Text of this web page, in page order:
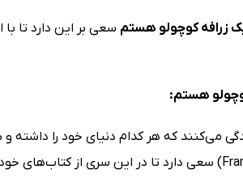
زرافه کوچولو هستم سعی بر این دارد تا
هستم:
می‌کنند که هر کدام دنیای خود را